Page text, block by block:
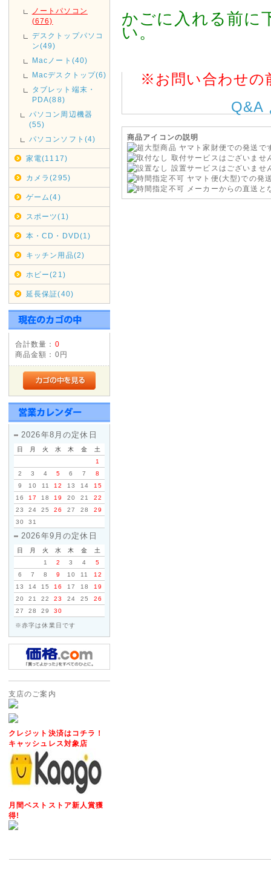
ノートパソコン
(676)
デスクトップパソコ
ン(49)
Macノート(40)
Macデスクトップ(6)
タブレット端末・
PDA(88)
パソコン周辺機器
(55)
パソコンソフト(4)
家電(1117)
カメラ(295)
ゲーム(4)
スポーツ(1)
本・CD・DVD(1)
キッチン用品(2)
ホビー(21)
延長保証(40)
合計数量： 0
商品金額： 0円
2026年8月の定休日
日 月 火 水 木 金
土
1
2
3 4 5 6 7
8
9
10 11 12 13 14
15
16
17 18 19 20 21
22
23
24 25 26 27 28
29
30
31
2026年9月の定休日
日 月 火 水 木 金
土
1
2 3 4
5
6
7 8 9 10 11
12
13
14 15 16 17 18
19
20
21 22 23 24 25
26
27
28 29 30
※赤字は休業日です
支店のご案内
クレジット決済はコチラ！
キャッシュレス対象店
月間ベストストア新人賞獲
得!
2018年11月14日
発送も行っておりませんので
す。
ご利用のお客様にはご迷惑
文を頂きます様お願い申し
2017年08月09日
かごに入れる前に
い。
※お問い合わせの
Q&A
商品アイコンの説明
ヤマト家財便での発送で
取付サービスはございませ
設置サービスはございませ
ヤマト便(大型)での発
メーカーからの直送と